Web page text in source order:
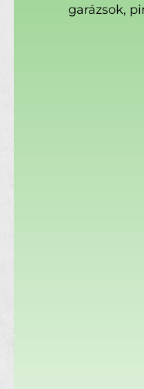
garázsok,